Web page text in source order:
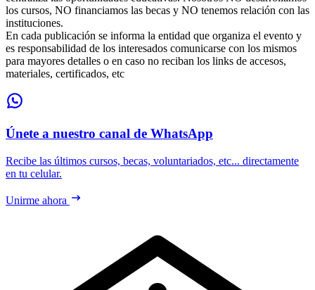
los cursos, NO financiamos las becas y NO tenemos relación con las
instituciones.
En cada publicación se informa la entidad que organiza el evento y
es responsabilidad de los interesados comunicarse con los mismos
para mayores detalles o en caso no reciban los links de accesos,
materiales, certificados, etc
Únete a nuestro canal de WhatsApp
Recibe las últimos cursos, becas, voluntariados, etc... directamente
en tu celular.
Unirme ahora